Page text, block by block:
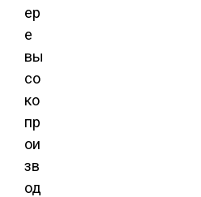
ер
е
вы
со
ко
пр
ои
зв
од